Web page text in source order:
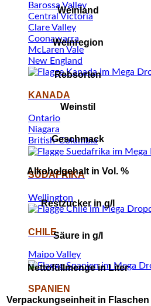
Barossa Valley
Central Victoria
Clare Valley
Coonawarra
McLaren Vale
New England
KANADA
Ontario
Niagara
British-Columbia
SÜDAFRIKA
Wellington
CHILE
Maipo Valley
SPANIEN
Weinland
Weinregion
Rebsorten
Weinstil
Geschmack
Alkoholgehalt in Vol. %
Restzucker in g/l
Säure in g/l
Nettofüllmenge in Liter
Verpackungseinheit in Flaschen